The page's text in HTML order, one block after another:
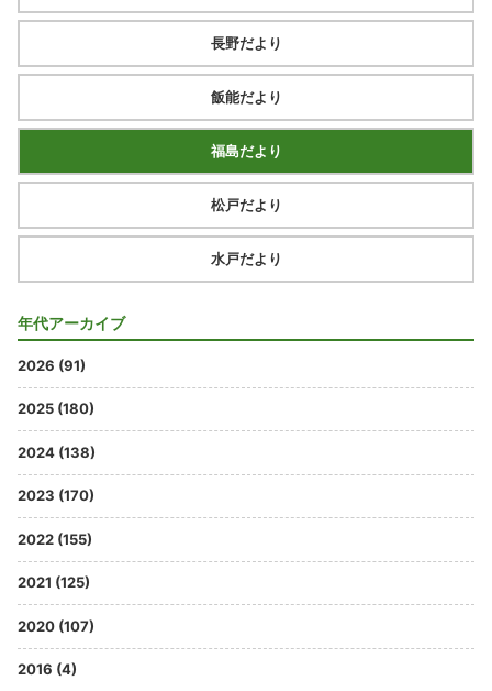
長野だより
飯能だより
福島だより
松戸だより
水戸だより
年代アーカイブ
2026 (91)
2025 (180)
2024 (138)
2023 (170)
2022 (155)
2021 (125)
2020 (107)
2016 (4)